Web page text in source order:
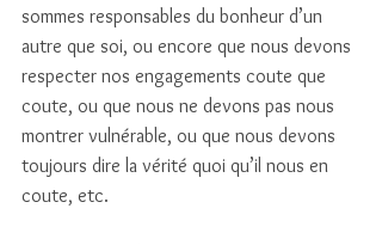
sommes responsables du bonheur d’un
autre que soi, ou encore que nous devons
respecter nos engagements coute que
coute, ou que nous ne devons pas nous
montrer vulnérable, ou que nous devons
toujours dire la vérité quoi qu’il nous en
coute, etc.